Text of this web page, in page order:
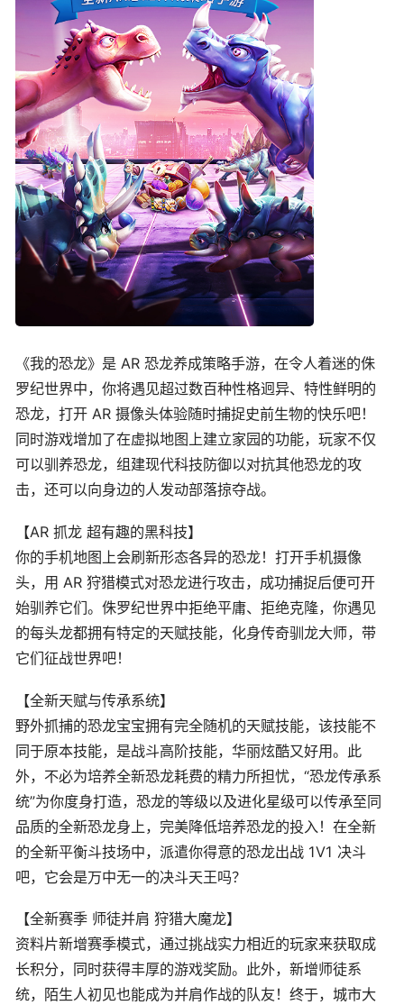
《我的恐龙》是 AR 恐龙养成策略手游，在令人着迷的侏
罗纪世界中，你将遇见超过数百种性格迥异、特性鲜明的
恐龙，打开 AR 摄像头体验随时捕捉史前生物的快乐吧！
同时游戏增加了在虚拟地图上建立家园的功能，玩家不仅
可以驯养恐龙，组建现代科技防御以对抗其他恐龙的攻
击，还可以向身边的人发动部落掠夺战。
【AR 抓龙 超有趣的黑科技】
你的手机地图上会刷新形态各异的恐龙！打开手机摄像
头，用 AR 狩猎模式对恐龙进行攻击，成功捕捉后便可开
始驯养它们。侏罗纪世界中拒绝平庸、拒绝克隆，你遇见
的每头龙都拥有特定的天赋技能，化身传奇驯龙大师，带
它们征战世界吧！
【全新天赋与传承系统】
野外抓捕的恐龙宝宝拥有完全随机的天赋技能，该技能不
同于原本技能，是战斗高阶技能，华丽炫酷又好用。此
外，不必为培养全新恐龙耗费的精力所担忧，“恐龙传承系
统”为你度身打造，恐龙的等级以及进化星级可以传承至同
品质的全新恐龙身上，完美降低培养恐龙的投入！在全新
的全新平衡斗技场中，派遣你得意的恐龙出战 1V1 决斗
吧，它会是万中无一的决斗天王吗？
【全新赛季 师徒并肩 狩猎大魔龙】
资料片新增赛季模式，通过挑战实力相近的玩家来获取成
长积分，同时获得丰厚的游戏奖励。此外，新增师徒系
统，陌生人初见也能成为并肩作战的队友！终于，城市大